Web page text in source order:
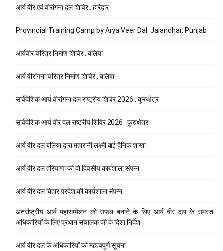
आर्य वीर एवं वीरांगना दल शिविर : हरिद्वार
Provincial Training Camp by Arya Veer Dal: Jalandhar, Punjab
आर्यवीर चरित्र निर्माण शिविर : बलिया
आर्य वीरांगना चरित्र निर्माण शिविर : बलिया
सार्वदेशिक आर्य वीरांगना दल राष्ट्रीय शिविर 2026 : कुरुक्षेत्र
सार्वदेशिक आर्य वीर दल राष्ट्रीय शिविर 2026 : कुरुक्षेत्र
आर्य वीर दल बलिया द्वारा महारानी लक्ष्मी बाई दैनिक शाखा
आर्य वीर दल हरियाणा की दो दिवसीय कार्यशाला संपन्न
आर्य वीर दल बिहार प्रदेश की कार्यशाला संपन्न
अंतर्राष्ट्रीय आर्य महासम्मेलन को सफल बनाने के लिए आर्य वीर दल के समस्त
अधिकारियों के लिए प्रधान संचालक जी के दिशा निर्देश।
आर्य वीर दल के अधिकारियों को महत्वपूर्ण सूचना